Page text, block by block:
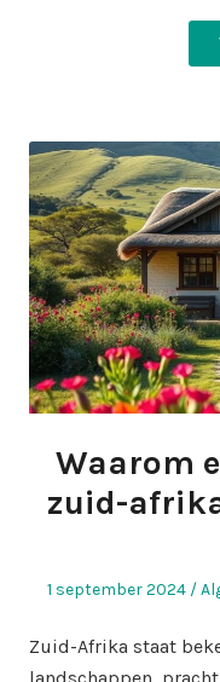
Waarom
zuid-
Geplaatst
1 september 2024
Zuid-Afrika staat